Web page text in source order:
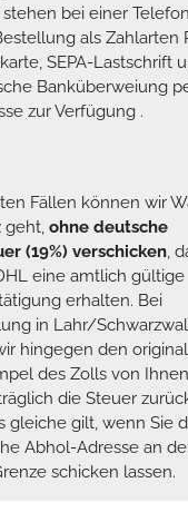
bei einer
als Zahlarten
SEPA-Lastschrift
Banküberweiung
zur Verfügung .
Fällen können wir
geht, ohne deutsche
(19%) verschicken,
eine amtlich gültige
erhalten. Bei
in Lahr/
hingegen den original
des Zolls von
die Steuer
gleiche gilt, wenn Sie
Abhol-Adresse an
schicken lassen.